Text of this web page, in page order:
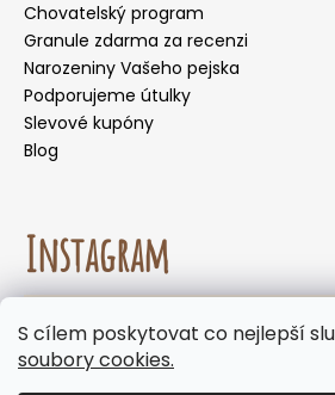
S cílem poskytovat co nejlepší
soubory cookies.
měsíců nedoporučujeme volit
samoobslužných boxů, kde
vystaveny vysokým teplotám.
Chovatelský program
Granule zdarma za recenzi
Narozeniny Vašeho pejska
Podporujeme útulky
Slevové kupóny
Blog
Instagram
Sledovat na